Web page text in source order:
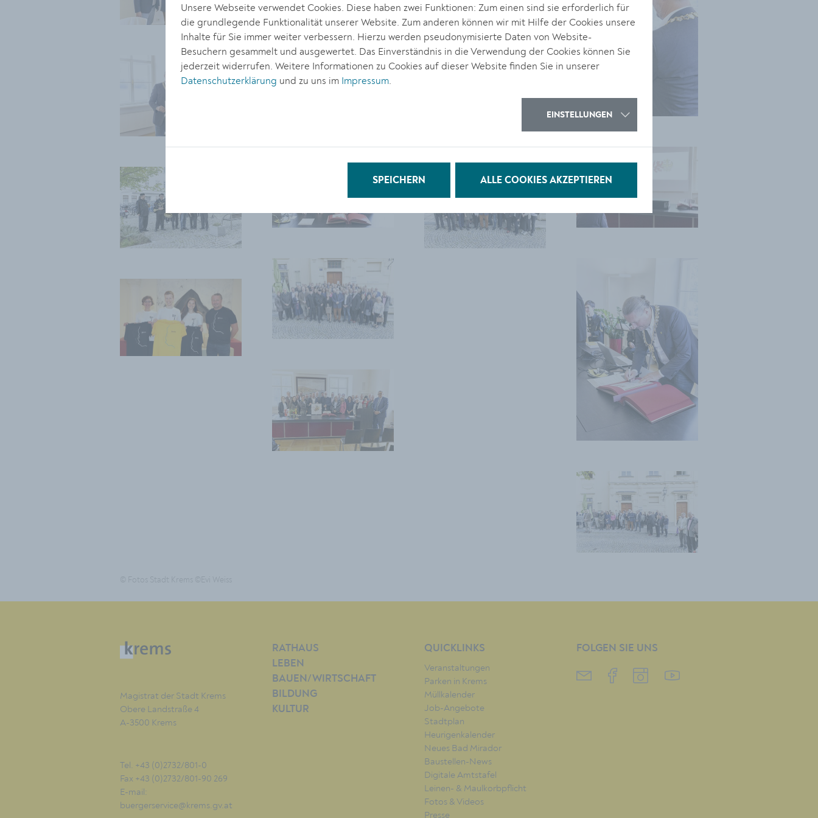
Magistrat der Stadt Krems
Obere Landstraße 4
A-3500 Krems
Tel. +43 (0)2732/801-0
Fax +43 (0)2732/801-90 269
E-mail:
buergerservice@krems.gv.at
RATHAUS
LEBEN
BAUEN/WIRTSCHAFT
BILDUNG
KULTUR
QUICKLINKS
Veranstaltungen
Parken in Krems
Müllkalender
Job-Angebote
Stadtplan
Heurigenkalender
Neues Bad Mirador
Baustellen-News
Digitale Amtstafel
Leinen- & Maulkorbpflicht
Fotos & Videos
Presse
FOLGEN SIE UNS
Unsere Webseite verwendet Cookies. Diese haben zwei Funktionen: Zum einen sind sie erforderlich für
die grundlegende Funktionalität unserer Website. Zum anderen können wir mit Hilfe der Cookies unsere
Inhalte für Sie immer weiter verbessern. Hierzu werden pseudonymisierte Daten von Website-
Besuchern gesammelt und ausgewertet. Das Einverständnis in die Verwendung der Cookies können Sie
jederzeit widerrufen. Weitere Informationen zu Cookies auf dieser Website finden Sie in unserer
Datenschutzerklärung und zu uns im Impressum.
EINSTELLUNGEN
SPEICHERN ALLE COOKIES AKZEPTIEREN